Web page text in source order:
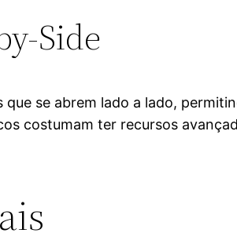
Side
se abrem lado a lado,
costumam ter recursos